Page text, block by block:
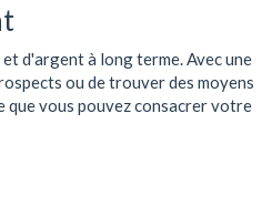
d'argent à long terme. Avec une
ou de trouver des moyens
que vous pouvez consacrer votre